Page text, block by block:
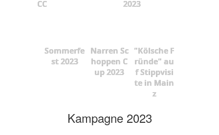
CC
2023
Sommerfe
st 2023
Narren Sc
hoppen C
up 2023
"Kölsche F
ründe" au
f Stippvisi
te in Main
z
Kampagne 2023